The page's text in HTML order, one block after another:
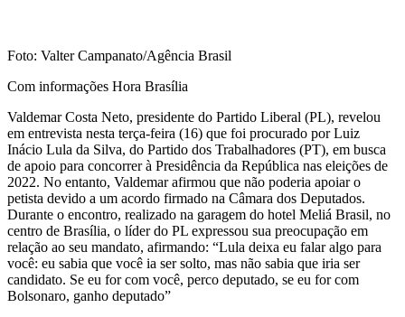
Foto: Valter Campanato/Agência Brasil
Com informações Hora Brasília
Valdemar Costa Neto, presidente do Partido Liberal (PL), revelou
em entrevista nesta terça-feira (16) que foi procurado por Luiz
Inácio Lula da Silva, do Partido dos Trabalhadores (PT), em busca
de apoio para concorrer à Presidência da República nas eleições de
2022. No entanto, Valdemar afirmou que não poderia apoiar o
petista devido a um acordo firmado na Câmara dos Deputados.
Durante o encontro, realizado na garagem do hotel Meliá Brasil, no
centro de Brasília, o líder do PL expressou sua preocupação em
relação ao seu mandato, afirmando: “Lula deixa eu falar algo para
você: eu sabia que você ia ser solto, mas não sabia que iria ser
candidato. Se eu for com você, perco deputado, se eu for com
Bolsonaro, ganho deputado”